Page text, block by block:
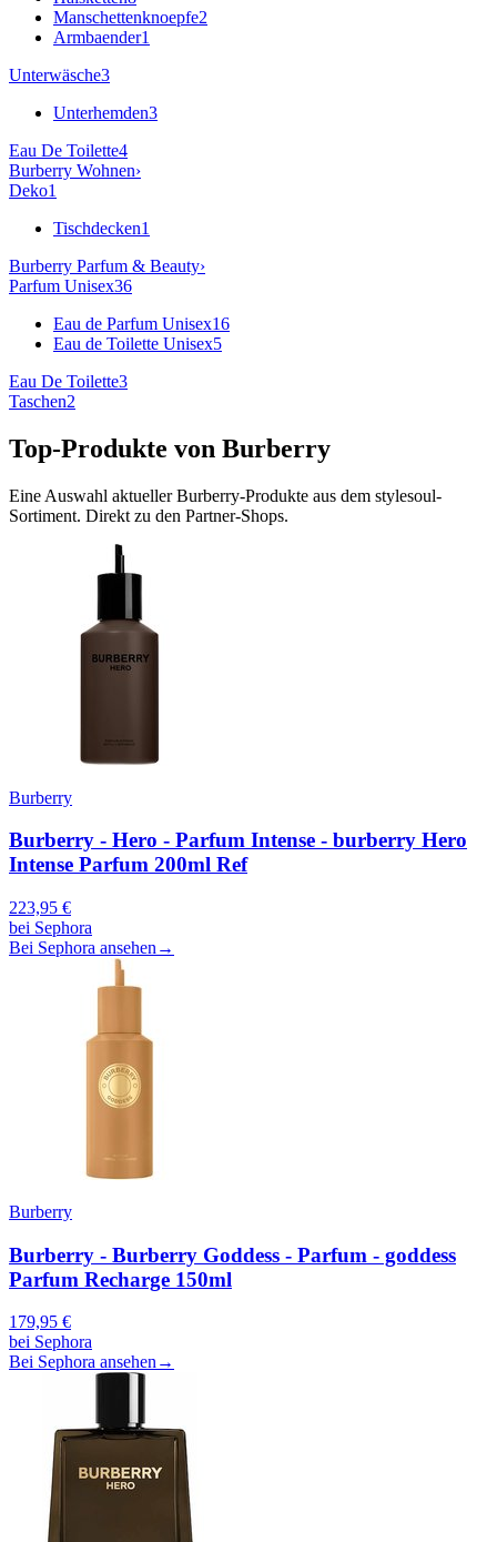
Manschettenknoepfe2
Armbaender1
Unterwäsche3
Unterhemden3
Eau De Toilette4
Burberry Wohnen›
Deko1
Tischdecken1
Burberry Parfum & Beauty›
Parfum Unisex36
Eau de Parfum Unisex16
Eau de Toilette Unisex5
Eau De Toilette3
Taschen2
Top-Produkte von Burberry
Eine Auswahl aktuellerBurberry-Produkte aus dem stylesoul-
Sortiment. Direkt zu den Partner-Shops.
Burberry
Burberry - Hero - Parfum Intense - burberry Hero
Intense Parfum 200ml Ref
223,95 €
bei Sephora
Bei Sephora ansehen →
Burberry
Burberry - Burberry Goddess - Parfum - goddess
Parfum Recharge 150ml
179,95 €
bei Sephora
Bei Sephora ansehen →